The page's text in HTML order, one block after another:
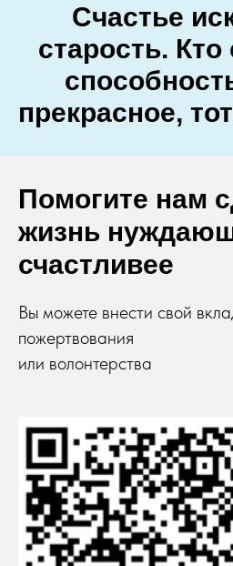
Счастье
старость. Кто
прекрасное,
Помогите нам
жизнь
счастливее
Вы можете внести свой
пожертвования
или волонтерства